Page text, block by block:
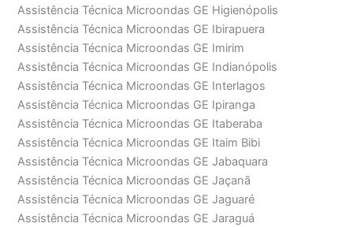
Assistência Técnica Microondas GE Higienópolis
Assistência Técnica Microondas GE Ibirapuera
Assistência Técnica Microondas GE Imirim
Assistência Técnica Microondas GE Indianópolis
Assistência Técnica Microondas GE Interlagos
Assistência Técnica Microondas GE Ipiranga
Assistência Técnica Microondas GE Itaberaba
Assistência Técnica Microondas GE Itaim Bibi
Assistência Técnica Microondas GE Jabaquara
Assistência Técnica Microondas GE Jaçanã
Assistência Técnica Microondas GE Jaguaré
Assistência Técnica Microondas GE Jaraguá